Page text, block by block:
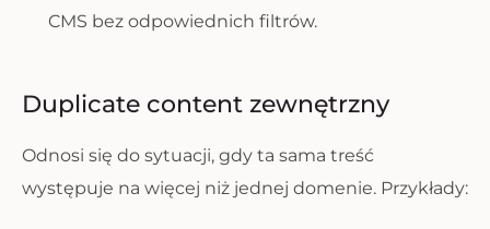
CMS bez odpowiednich filtrów.
Duplicate content zewnętrzny
Odnosi się do sytuacji, gdy ta sama treść
występuje na więcej niż jednej domenie. Przykłady: